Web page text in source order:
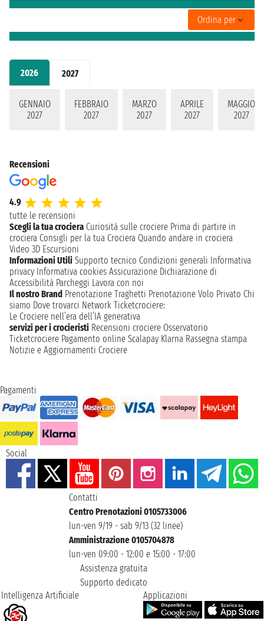
2026 2027
GENNAIO
2027
FEBBRAIO
2027
MARZO
2027
APRILE
2027
MAGGIO
2027
Ordina per
Recensioni
4.9
tutte le recensioni
Scegli la tua crociera Curiosità sulle crociere Prima di partire in
crociera Consigli per la tua Crociera Quando andare in crociera
Video 3D Escursioni
Informazioni Utili Supporto tecnico Condizioni generali Informativa
privacy Informativa cookies Assicurazione Dichiarazione di
Accessibilità Parcheggi Lavora con noi
Il nostro Brand Prenotazione Traghetti Prenotazione Volo Privato Chi
siamo Dove trovarci Network Ticketcrociere:
Le Crociere nell’era dell’IA generativa
servizi per i crocieristi Recensioni crociere Osservatorio
Ticketcrociere Pagamento online Scalapay Klarna Rassegna stampa
Notizie e Aggiornamenti Crociere
Pagamenti
Social
Contatti
Centro Prenotazioni 0105733006
lun-ven 9/19 - sab 9/13 (32 linee)
Amministrazione 0105704878
lun-ven 09:00 - 12:00 e 15:00 - 17:00
Assistenza gratuita
Supporto dedicato
Intelligenza Artificiale
Applicazioni